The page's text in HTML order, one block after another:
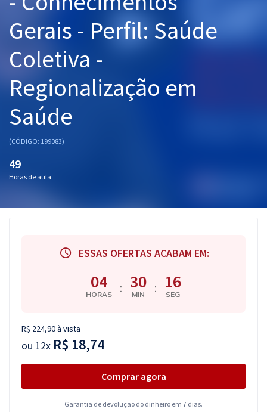
Graduação
OAB
Mentorias
Questões grátis
Conteúdo gratuito
Blog
Gerais - Perfil: Saúde
Coletiva -
Regionalização em
Saúde
(CÓDIGO: 199083)
49
Horas de aula
ESSAS OFERTAS ACABAM EM:
04
HORAS : 30
MIN : 15
SEG
R$ 224,90 à vista
ou 12x R$ 18,74
Comprar agora
Garantia de devolução do dinheiro em 7 dias.